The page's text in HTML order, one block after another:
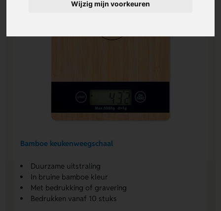
Wijzig mijn voorkeuren
Bamboe keukenweegschaal
Duurzame uitstraling
In bruine bamboe kleur
Met bedrukking of gravering
Bedrukken vanaf 10 stuks